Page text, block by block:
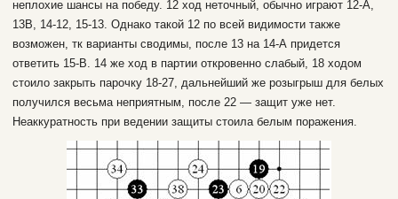
неплохие шансы на победу. 12 ход неточный, обычно играют 12-А,
13В, 14-12, 15-13. Однако такой 12 по всей видимости также
возможен, тк варианты сводимы, после 13 на 14-А придется
ответить 15-В. 14 же ход в партии откровенно слабый, 18 ходом
стоило закрыть парочку 18-27, дальнейший же розыгрыш для белых
получился весьма неприятным, после 22 — защит уже нет.
Неаккуратность при ведении защиты стоила белым поражения.